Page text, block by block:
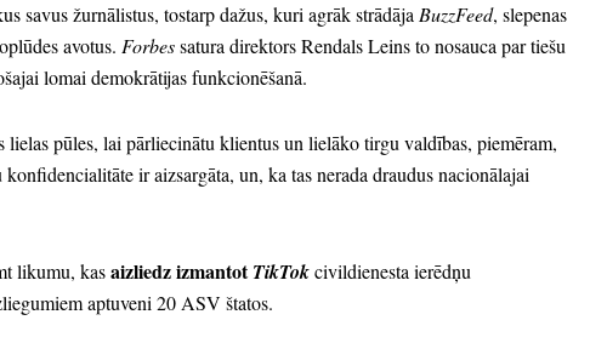
savus žurnālistus, tostarp dažus, kuri agrāk strādājaBuzzFeed, slepenas
avotus. Forbessatura direktors Rendals Leins to nosauca par tiešu
lomai demokrātijas funkcionēšanā.
lielas pūles, lai pārliecinātu klientus un lielāko tirgu valdības, piemēram,
ir aizsargāta, un, ka tas nerada draudus nacionālajai
likumu, kasaizliedz izmantotTikTokcivildienesta ierēdņu
aptuveni 20 ASV štatos.